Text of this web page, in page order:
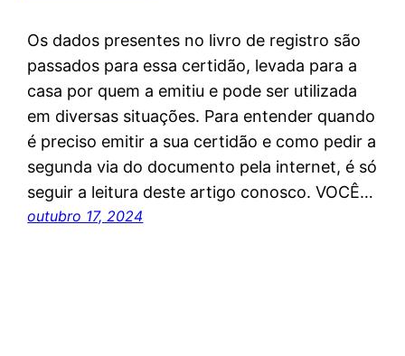
Os dados presentes no livro de registro são
passados para essa certidão, levada para a
casa por quem a emitiu e pode ser utilizada
em diversas situações. Para entender quando
é preciso emitir a sua certidão e como pedir a
segunda via do documento pela internet, é só
seguir a leitura deste artigo conosco. VOCÊ…
outubro 17, 2024